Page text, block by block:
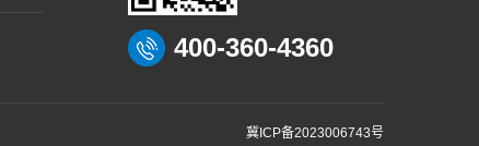
400-360-4360
冀ICP备2023006743号